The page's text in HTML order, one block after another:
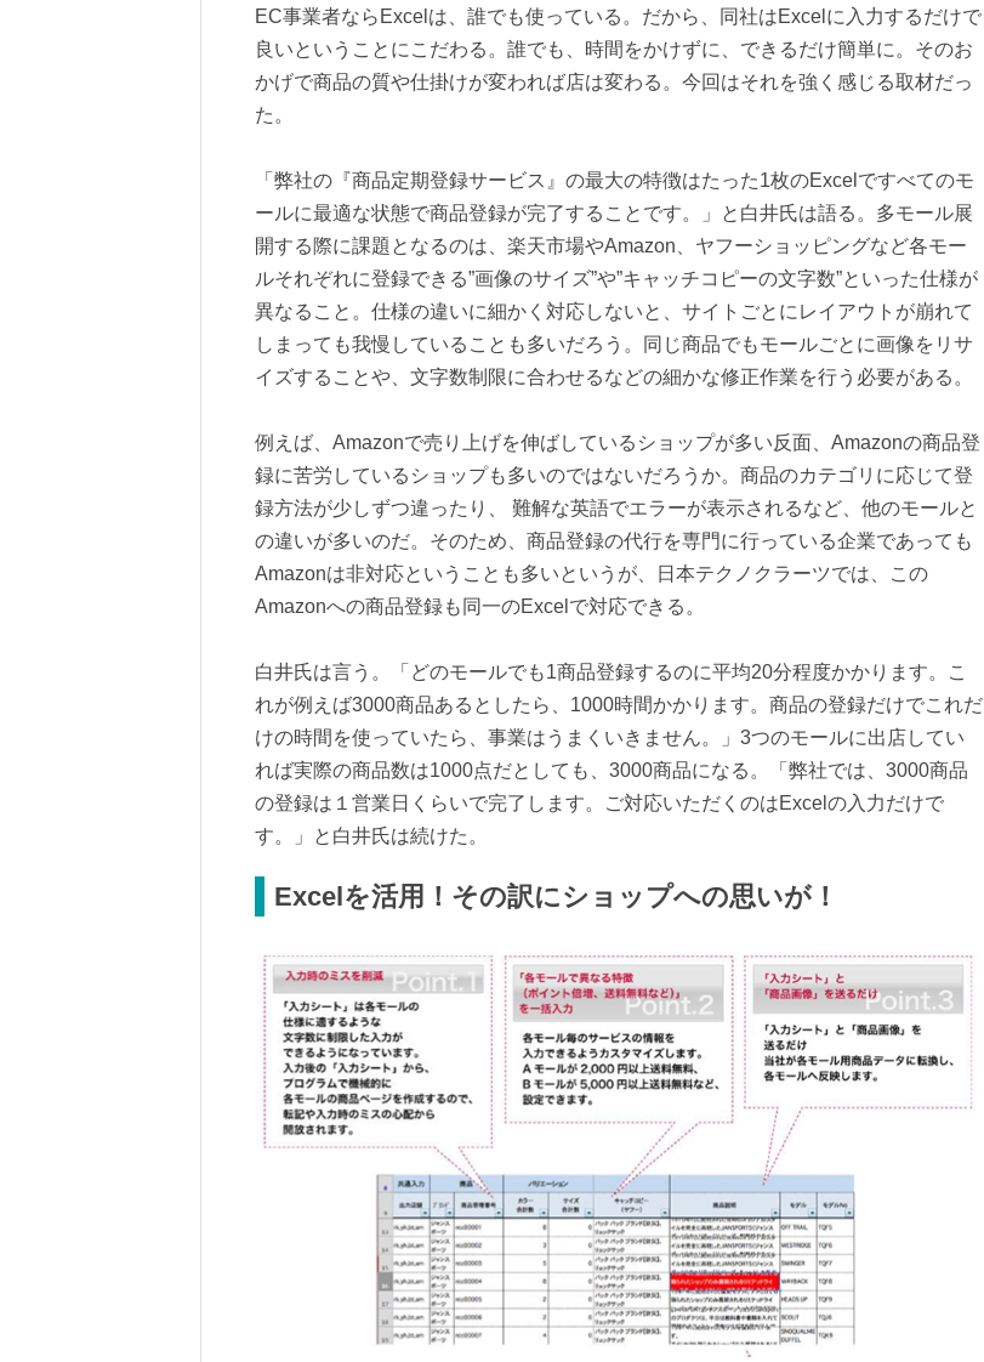
EC事業者ならExcelは、誰でも使っている。だから、同社はExcelに入力するだけで
良いということにこだわる。誰でも、時間をかけずに、できるだけ簡単に。そのお
かげで商品の質や仕掛けが変われば店は変わる。今回はそれを強く感じる取材だっ
た。
「弊社の『商品定期登録サービス』の最大の特徴はたった1枚のExcelですべてのモ
ールに最適な状態で商品登録が完了することです。」と白井氏は語る。多モール展
開する際に課題となるのは、楽天市場やAmazon、ヤフーショッピングなど各モー
ルそれぞれに登録できる”画像のサイズ”や”キャッチコピーの文字数”といった仕様が
異なること。仕様の違いに細かく対応しないと、サイトごとにレイアウトが崩れて
しまっても我慢していることも多いだろう。同じ商品でもモールごとに画像をリサ
イズすることや、文字数制限に合わせるなどの細かな修正作業を行う必要がある。
例えば、Amazonで売り上げを伸ばしているショップが多い反面、Amazonの商品登
録に苦労しているショップも多いのではないだろうか。商品のカテゴリに応じて登
録方法が少しずつ違ったり、 難解な英語でエラーが表示されるなど、他のモールと
の違いが多いのだ。そのため、商品登録の代行を専門に行っている企業であっても
Amazonは非対応ということも多いというが、日本テクノクラーツでは、この
Amazonへの商品登録も同一のExcelで対応できる。
白井氏は言う。「どのモールでも1商品登録するのに平均20分程度かかります。こ
れが例えば3000商品あるとしたら、1000時間かかります。商品の登録だけでこれだ
けの時間を使っていたら、事業はうまくいきません。」3つのモールに出店してい
れば実際の商品数は1000点だとしても、3000商品になる。「弊社では、3000商品
の登録は１営業日くらいで完了します。ご対応いただくのはExcelの入力だけで
す。」と白井氏は続けた。
Excelを活用！その訳にショップへの思いが！